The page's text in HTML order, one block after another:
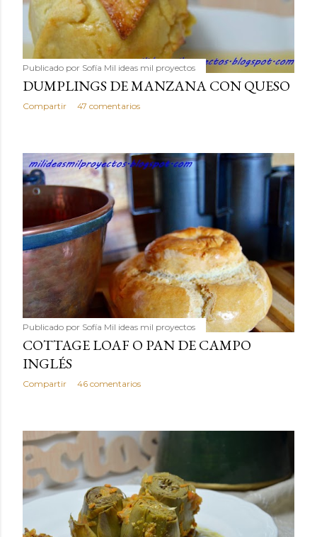
Publicado por Sofía Mil ideas mil proyectos
DUMPLINGS DE MANZANA CON QUESO
Compartir 47 comentarios
Publicado por Sofía Mil ideas mil proyectos
COTTAGE LOAF O PAN DE CAMPO
INGLÉS
Compartir 46 comentarios